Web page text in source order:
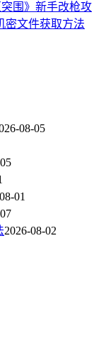
突围》新手改枪攻
密文件获取方法
08-05
01
2026-08-02